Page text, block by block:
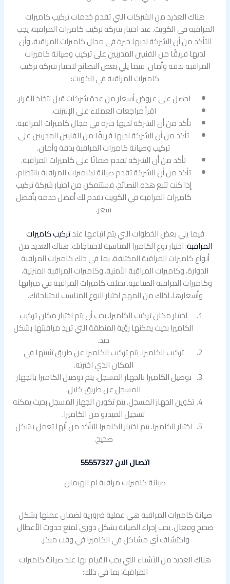
هناك العديد من الشركات التي تقدم خدمات تركيب كاميرات
المراقبه في الكويت. عند اختيار شركة تركيب كاميرات المراقبة، يجب
التأكد من أن الشركة لديها خبرة في مجال كاميرات المراقبة، وأن
لديها فريقًا من الفنيين المدربين على تركيب وصيانة كاميرات
المراقبه بدقة وأمان. فيما يلي بعض النصائح لاختيار شركة تركيب
كاميرات المراقبة في الكويت:
احصل على عروض أسعار من عدة شركات قبل اتخاذ القرار.
اقرأ مراجعات العملاء على الإنترنت.
تأكد من أن الشركة لديها خبرة في مجال كاميرات المراقبة.
تأكد من أن الشركة لديها فريقًا من الفنيين المدربين على
تركيب وصيانة كاميرات المراقبة بدقة وأمان.
تأكد من أن الشركة تقدم ضمانًا على كاميرات المراقبة.
تأكد من أن الشركة تقدم صيانة لكاميرات المراقبة بانتظام.
إذا كنت تتبع هذه النصائح، فستتمكن من اختيار شركة تركيب
كاميرات المراقبة في الكويت تقدم لك أفضل خدمة بأفضل
سعر.
فيما يلي بعض الخطوات التي يتم اتباعها عندتركيب كاميرات
المراقبة: اختيار نوع الكاميرا المناسبة لاحتياجاتك. هناك العديد من
أنواع كاميرات المراقبة المختلفة، بما في ذلك كاميرات المراقبة
الدوارة، وكاميرات المراقبة الأمنية، وكاميرات المراقبة المنزلية،
وكاميرات المراقبة الصناعية. تختلف كاميرات المراقبة في ميزاتها
وأسعارها، لذلك من المهم اختيار النوع المناسب لاحتياجاتك.
اختيار مكان تركيب الكاميرا. يجب أن يتم اختيار مكان تركيب
الكاميرا بحيث يمكنها رؤية المنطقة التي تريد مراقبتها بشكل
جيد.
تركيب الكاميرا. يتم تركيب الكاميرا عن طريق تثبيتها في
المكان الذي اخترته.
توصيل الكاميرا بالجهاز المسجل. يتم توصيل الكاميرا بالجهاز
المسجل عن طريق كابل.
تكوين الجهاز المسجل. يتم تكوين الجهاز المسجل بحيث يمكنه
تسجيل الفيديو من الكاميرا.
اختبار الكاميرا. يتم اختبار الكاميرا للتأكد من أنها تعمل بشكل
صحيح.
اتصال الان 55557327
صيانة كاميرات مراقبة ام الهيمان
صيانة كاميرات المراقبة هي عملية ضرورية لضمان عملها بشكل
صحيح وفعال. يجب إجراء الصيانة بشكل دوري لمنع حدوث الأعطال
واكتشاف أي مشاكل في الكاميرا في وقت مبكر.
هناك العديد من الأشياء التي يجب القيام بها عند صيانة كاميرات
المراقبة، بما في ذلك: